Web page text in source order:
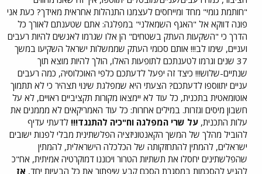
"חותמת גומי" מחד ומייחסים לעצמנו התנהלות אחראית מאידך? כעת אני
פונה דווקא אל "האגף השמאלני" במפלגה: אתם שטענתם לאורך כל
הדרך כי "השקעות העתק בשטחים" הן אלו שגרמו לאנשים להיות רעבים
ועניים, שימו לב!!! אותם סכומי העתק שממשלות ישראל השקיעו במשך
37 שנים וגרמו לטענתכם לתופעות האלו, הולך להיות מוצא תוך
שנתיים-שלוש!!! כיצד זה יפעל לדעתכם כלפי האוכלוסיה, כמה רעבים
עניים יתווספו לדעתכם? הצעתי היא שמפלגת שינוי תצהיר כי לא תתמוך
אוטומאטית בתכנית, כל עוד לא יימצאו מקורות תקציביים ראויים, לא על
חשבון מיסים וגזרות. במילים אחרות: כל עוד האמריקאים לא מממנים את
עלות התכנית, על שרי המפלגה וח"כיה להתנגד!!! לדעתי עדיף
להוביל מהלך של המשך הקאנטוניזציה הפלשתינית מבלי לפנות ישובים
ישראלים, להמתין להתחזקותה של הכלכלה הישראלית, להמתין
שהפלשתינים יחסלו את תשתיות הטרור ויכוננו דמוקרטיה אמיתית, אח"כ
להגיע להסכמות במסגרת הסכם קבע שיפתור את כל הבעיות יחד, אז